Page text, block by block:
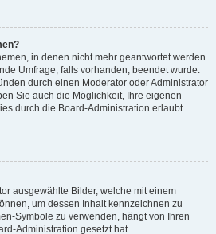
in denen nicht mehr geantwortet werden
Umfrage, falls vorhanden, beendet wurde.
durch einen Moderator oder Administrator
Sie auch die Möglichkeit, Ihre eigenen
durch die Board-Administration erlaubt
ausgewählte Bilder, welche mit einem
um dessen Inhalt kennzeichnen zu
Symbole zu verwenden, hängt von Ihren
Administration gesetzt hat.